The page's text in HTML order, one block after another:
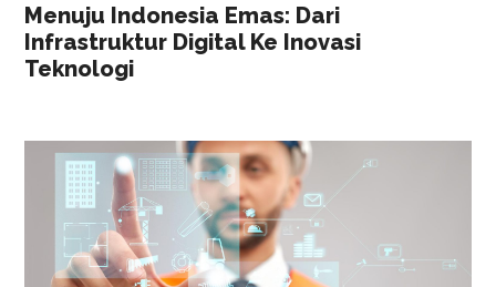
Menuju Indonesia Emas: Dari
Infrastruktur Digital Ke Inovasi
Teknologi